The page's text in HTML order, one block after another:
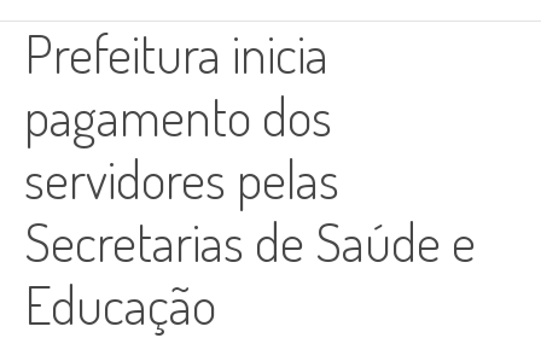
Prefeitura inicia
pagamento dos
servidores pelas
Secretarias de Saúde e
Educação